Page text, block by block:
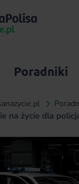
Poradniki
na życie dla